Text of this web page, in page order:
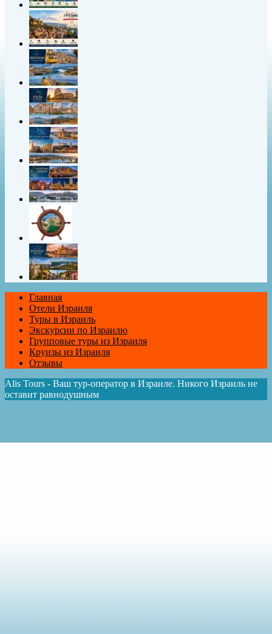
Главная
Отели Израиля
Туры в Израиль
Экскурсии по Израилю
Групповые туры из Израиля
Круизы из Израиля
Отзывы
Alis Tours - Ваш тур-оператор в Израиле. Никого Израиль не
оставит равнодушным